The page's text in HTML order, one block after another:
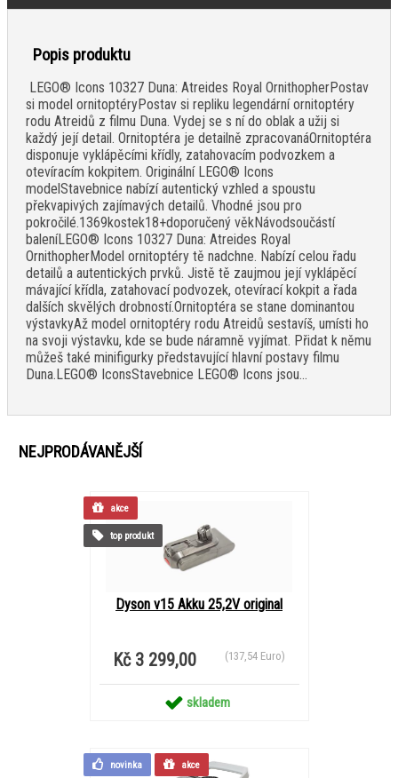
Popis produktu
LEGO® Icons 10327 Duna: Atreides Royal OrnithopherPostav
si model ornitoptéryPostav si repliku legendární ornitoptéry
rodu Atreidů z filmu Duna. Vydej se s ní do oblak a užij si
každý její detail. Ornitoptéra je detailně zpracovanáOrnitoptéra
disponuje vyklápěcími křídly, zatahovacím podvozkem a
otevíracím kokpitem. Originální LEGO® Icons
modelStavebnice nabízí autentický vzhled a spoustu
překvapivých zajímavých detailů. Vhodné jsou pro
pokročilé.1369kostek18+doporučený věkNávodsoučástí
baleníLEGO® Icons 10327 Duna: Atreides Royal
OrnithopherModel ornitoptéry tě nadchne. Nabízí celou řadu
detailů a autentických prvků. Jistě tě zaujmou její vyklápěcí
mávající křídla, zatahovací podvozek, otevírací kokpit a řada
dalších skvělých drobností.Ornitoptéra se stane dominantou
výstavkyAž model ornitoptéry rodu Atreidů sestavíš, umísti ho
na svoji výstavku, kde se bude náramně vyjímat. Přidat k němu
můžeš také minifigurky představující hlavní postavy filmu
Duna.LEGO® IconsStavebnice LEGO® Icons jsou...
NEJPRODÁVANĚJŠÍ
Dyson v15 Akku 25,2V original
Kč 3 299,00 (137,54 Euro)
skladem
akce
top produkt
novinka akce